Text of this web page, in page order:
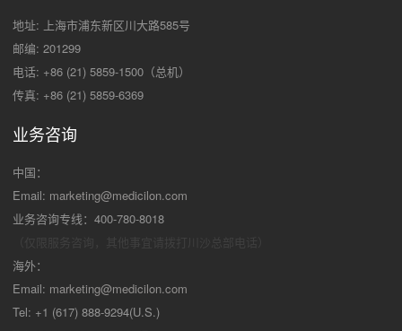
地址: 上海市浦东新区川大路585号
邮编: 201299
电话: +86 (21) 5859-1500（总机）
传真: +86 (21) 5859-6369
业务咨询
中国：
Email: marketing@medicilon.com
业务咨询专线：400-780-8018
海外：
Email: marketing@medicilon.com
Tel: +1 (617) 888-9294(U.S.)